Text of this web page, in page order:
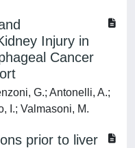
Injury in
Cancer
G.; Antonelli, A.;
I.; Valmasoni, M.
prior to liver